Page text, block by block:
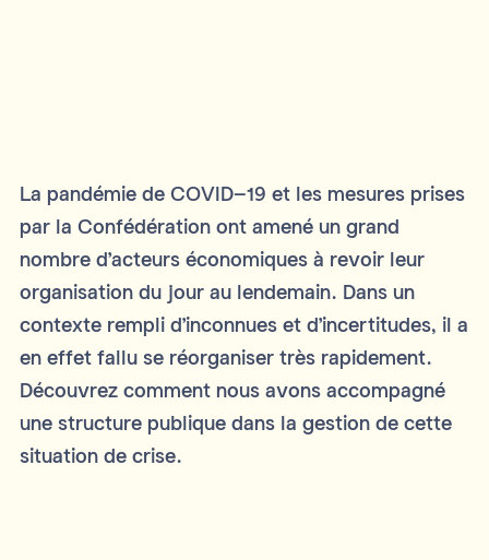
La pandémie de COVID-19 et les mesures prises
par la Confédération ont amené un grand
nombre d’acteurs économiques à revoir leur
organisation du jour au lendemain. Dans un
contexte rempli d’inconnues et d’incertitudes, il a
en effet fallu se réorganiser très rapidement.
Découvrez comment nous avons accompagné
une structure publique dans la gestion de cette
situation de crise.